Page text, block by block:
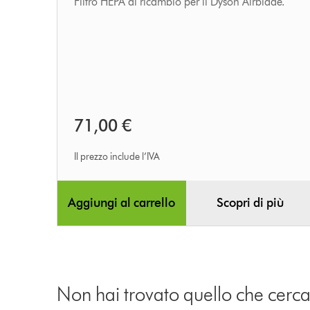
71,00 €
Il prezzo include l’IVA
Aggiungi al carrello Scopri di più
Non hai trovato quello che